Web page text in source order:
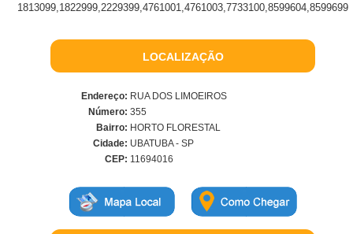
1813099,1822999,2229399,4761001,4761003,7733100,8599604,8599699
LOCALIZAÇÃO
Endereço: RUA DOS LIMOEIROS
Número: 355
Bairro: HORTO FLORESTAL
Cidade: UBATUBA - SP
CEP: 11694016